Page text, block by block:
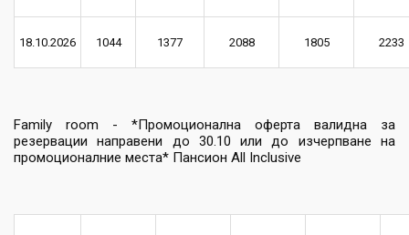
18.10.2026 1044 1377 2088 1805 2233
Family room - *Промоционална оферта валидна за
резервации направени до 30.10 или до изчерпване на
промоционалние места* Пансион All Inclusive